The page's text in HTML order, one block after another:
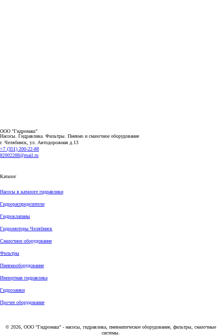
ООО "Гидромаш"
Насосы. Гидравлика. Фильтры. Пневмо и смазочное оборудование
г. Челябинск, ул. Автодорожная д.13
+7 (351) 200-22-88
82002288@mail.ru
Каталог
Насосы в каталоге гидравлики
Гидрораспределители
Гидроклапаны
Гидромоторы Челябинск
Смазочное оборудование
Фильтры
Пневмооборудование
Импортная гидравлика
Гидрозамки
Прочее оборудование
© 2026, ООО "Гидромаш" - насосы, гидравлика, пневматическое оборудование, фильтры, смазочные
системы.